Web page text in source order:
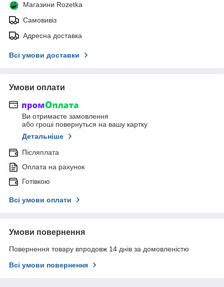
Магазини Rozetka
Самовивіз
Адресна доставка
Всі умови доставки
Умови оплати
Ви отримаєте замовлення
або гроші повернуться на вашу картку
Детальніше
Післяплата
Оплата на рахунок
Готівкою
Всі умови оплати
Умови повернення
Повернення товару впродовж 14 днів за домовленістю
Всі умови повернення